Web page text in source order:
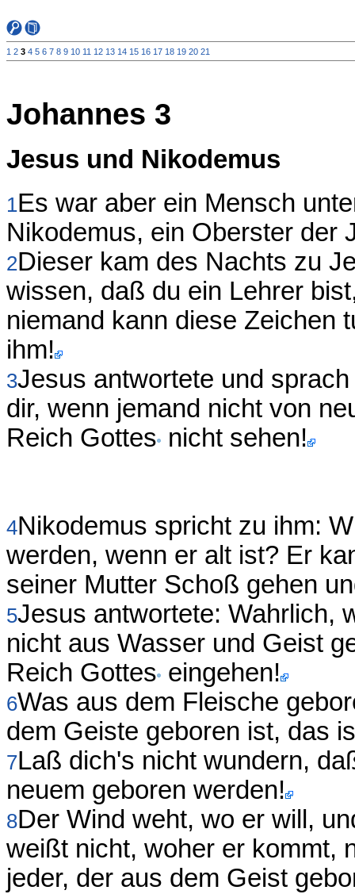
1 2 3 4 5 6 7 8 9 10 11 12 13 14 15 16 17 18 19 20 21
Johannes 3
Jesus und Nikodemus
1Es war aber ein Mensch
Nikodemus, ein Oberster der
2Dieser kam des Nachts zu
wissen, daß du ein Lehrer
niemand kann diese Zeichen
ihm!
3Jesus antwortete und
dir, wenn jemand nicht von
Reich Gottes nicht sehen!
4Nikodemus spricht zu ihm:
werden, wenn er alt ist? Er
seiner Mutter Schoß gehen
5Jesus antwortete: Wahrlich,
nicht aus Wasser und Geist
Reich Gottes eingehen!
6Was aus dem Fleische
dem Geiste geboren ist, das
7Laß dich's nicht wundern,
neuem geboren werden!
8Der Wind weht, wo er will,
weißt nicht, woher er kommt,
jeder, der aus dem Geist